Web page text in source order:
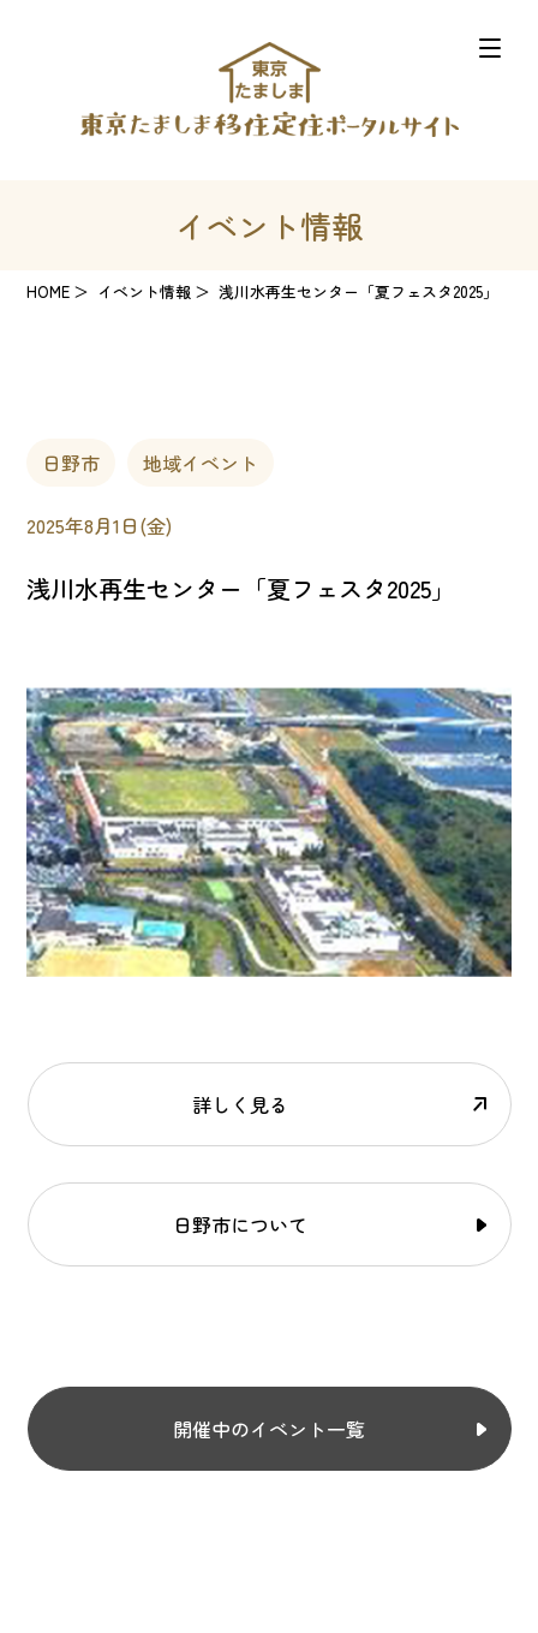
イベント情報
HOME イベント情報 浅川水再生センター「夏フェスタ2025」
日野市 地域イベント
2025年8月1日(金)
浅川水再生センター「夏フェスタ2025」
詳しく見る
日野市について
開催中のイベント一覧